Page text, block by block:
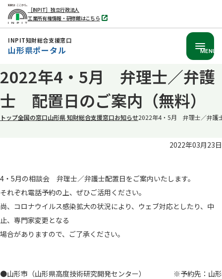
本
文
へ
［INPIT］独立行政法人
工業所有権情報・研修館はこちら
別
タ
INPIT知財総合支援窓口
山形県ポータル MENU
2022年4・5月 弁理士／弁護
士 配置日のご案内（無料）
トップ全国の窓口山形県 知財総合支援窓口お知らせ2022年4・5月 弁理士／弁護
2022年03月23日
4・5月の相談会 弁理士／弁護士配置日をご案内いたします。
それぞれ電話予約の上、ぜひご活用ください。
尚、コロナウイルス感染拡大の状況により、ウェブ対応としたり、中
止、専門家変更となる
場合がありますので、ご了承ください。
●山形市（山形県高度技術研究開発センター） ※予約先：山形